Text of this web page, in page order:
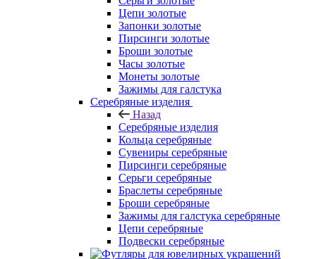
Цепи золотые
Запонки золотые
Пирсинги золотые
Броши золотые
Часы золотые
Монеты золотые
Зажимы для галстука
Серебряные изделия
Назад
Серебряные изделия
Кольца серебряные
Сувениры серебряные
Пирсинги серебряные
Серьги серебряные
Браслеты серебряные
Броши серебряные
Зажимы для галстука серебряные
Цепи серебряные
Подвески серебряные